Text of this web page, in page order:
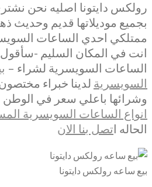
رولكس دايتونا اصليه نحن
بجميع موديلاتها قديم
ممتلكي احدي الساعات
انت في المكان السليم -
الساعات السويسرية لشراء –
السويسرية لدينا خبراء
وشرائها باعلي سعر في الوطن
انواع الساعات السويسرية
الحاله اتصل بنا الان
بيع ساعه رولكس دايتونا